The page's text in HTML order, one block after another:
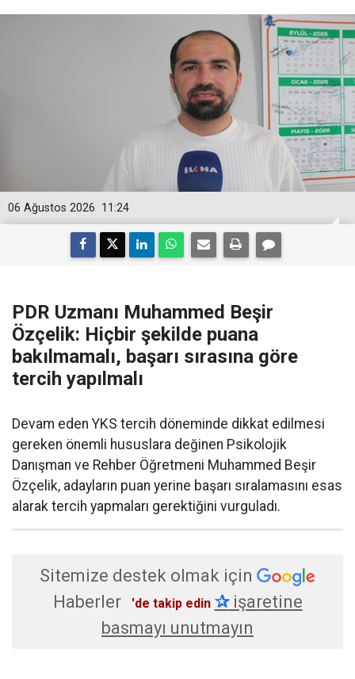
11:24
06 Ağustos 2026
PDR Uzmanı Muhammed Beşir
Özçelik: Hiçbir şekilde puana
bakılmamalı, başarı sırasına göre
tercih yapılmalı
Devam eden YKS tercih döneminde dikkat edilmesi
gereken önemli hususlara değinen Psikolojik
Danışman ve Rehber Öğretmeni Muhammed Beşir
Özçelik, adayların puan yerine başarı sıralamasını esas
alarak tercih yapmaları gerektiğini vurguladı.
Sitemize destek olmak için
Haberler
'de takip edin ✰işaretine
basmayı unutmayın